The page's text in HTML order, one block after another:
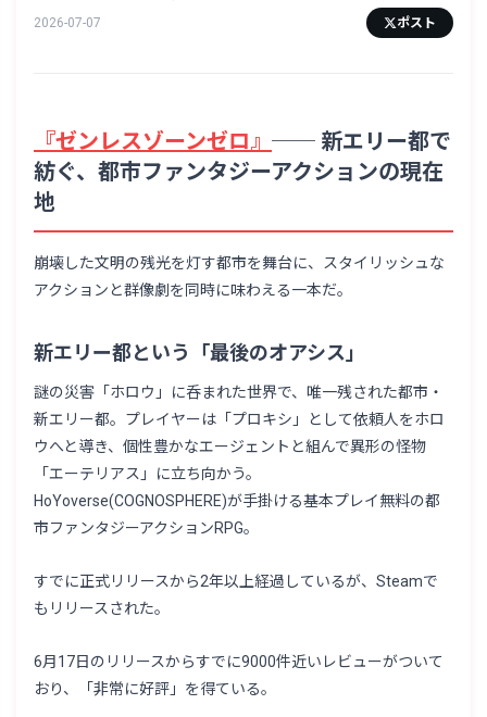
2026-07-07 ポスト
『ゼンレスゾーンゼロ』── 新エリー都で
紡ぐ、都市ファンタジーアクションの現在
地
崩壊した文明の残光を灯す都市を舞台に、スタイリッシュな
アクションと群像劇を同時に味わえる一本だ。
新エリー都という「最後のオアシス」
謎の災害「ホロウ」に呑まれた世界で、唯一残された都市・
新エリー都。プレイヤーは「プロキシ」として依頼人をホロ
ウへと導き、個性豊かなエージェントと組んで異形の怪物
「エーテリアス」に立ち向かう。
HoYoverse(COGNOSPHERE)が手掛ける基本プレイ無料の都
市ファンタジーアクションRPG。
すでに正式リリースから2年以上経過しているが、Steamで
もリリースされた。
6月17日のリリースからすでに9000件近いレビューがついて
おり、「非常に好評」を得ている。